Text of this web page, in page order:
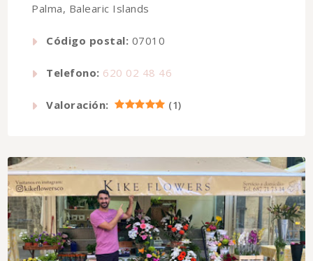
Palma, Balearic Islands
Código postal: 07010
Telefono: 620 02 48 46
Valoración: (1)